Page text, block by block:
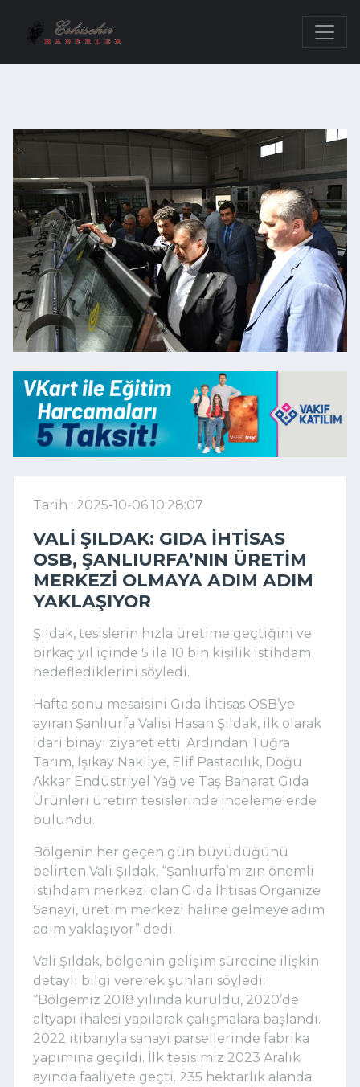
Tarih : 2025-10-06 10:28:07
VALI ŞILDAK: GIDA İHTISAS
OSB, ŞANLIURFA’NIN ÜRETIM
MERKEZI OLMAYA ADIM ADIM
YAKLAŞIYOR
Şıldak, tesislerin hızla üretime geçtiğini ve
birkaç yıl içinde 5 ila 10 bin kişilik istihdam
hedeflediklerini söyledi.
Hafta sonu mesaisini Gıda İhtisas OSB’ye
ayıran Şanlıurfa Valisi Hasan Şıldak, ilk olarak
idari binayı ziyaret etti. Ardından Tuğra
Tarım, Işıkay Nakliye, Elif Pastacılık, Doğu
Akkar Endüstriyel Yağ ve Taş Baharat Gıda
Ürünleri üretim tesislerinde incelemelerde
bulundu.
Bölgenin her geçen gün büyüdüğünü
belirten Vali Şıldak, “Şanlıurfa’mızın önemli
istihdam merkezi olan Gıda İhtisas Organize
Sanayi, üretim merkezi haline gelmeye adım
adım yaklaşıyor” dedi.
Vali Şıldak, bölgenin gelişim sürecine ilişkin
detaylı bilgi vererek şunları söyledi:
“Bölgemiz 2018 yılında kuruldu, 2020’de
altyapı ihalesi yapılarak çalışmalara başlandı.
2022 itibarıyla sanayi parsellerinde fabrika
yapımına geçildi. İlk tesisimiz 2023 Aralık
ayında faaliyete geçti. 235 hektarlık alanda